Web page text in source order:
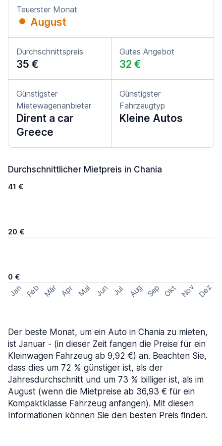
Teuerster Monat
August
Durchschnittspreis
35 €
Gutes Angebot
32 €
Günstigster
Mietewagenanbieter
Dirent a car
Greece
Günstigster
Fahrzeugtyp
Kleine Autos
Durchschnittlicher Mietpreis in Chania
41 €
20 €
0 €
Jan Feb Mär Apr Mai Jun Jul Aug Sep Okt Nov Dez
Der beste Monat, um ein Auto in Chania zu mieten,
ist Januar - (in dieser Zeit fangen die Preise für ein
Kleinwagen Fahrzeug ab 9,92 €) an. Beachten Sie,
dass dies um 72 % günstiger ist, als der
Jahresdurchschnitt und um 73 % billiger ist, als im
August (wenn die Mietpreise ab 36,93 € für ein
Kompaktklasse Fahrzeug anfangen). Mit diesen
Informationen können Sie den besten Preis finden.